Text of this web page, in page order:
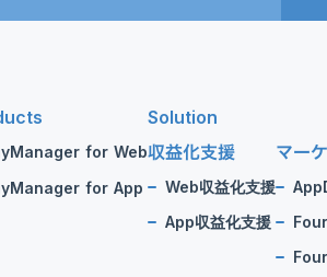
for Web
for App
Solution
収益化支援
Web収益化支援
App収益化支援
マー